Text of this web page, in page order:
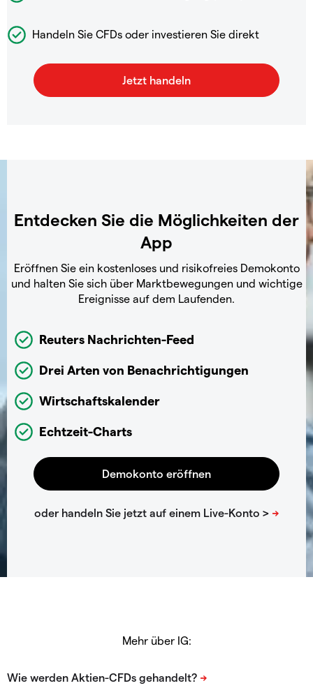
Handeln Sie CFDs oder investieren Sie direkt
Entdecken Sie die Möglichkeiten der
App
Eröffnen Sie ein kostenloses und risikofreies Demokonto
und halten Sie sich über Marktbewegungen und wichtige
Ereignisse auf dem Laufenden.
Reuters Nachrichten-Feed
Drei Arten von Benachrichtigungen
Wirtschaftskalender
Echtzeit-Charts
Mehr über IG: